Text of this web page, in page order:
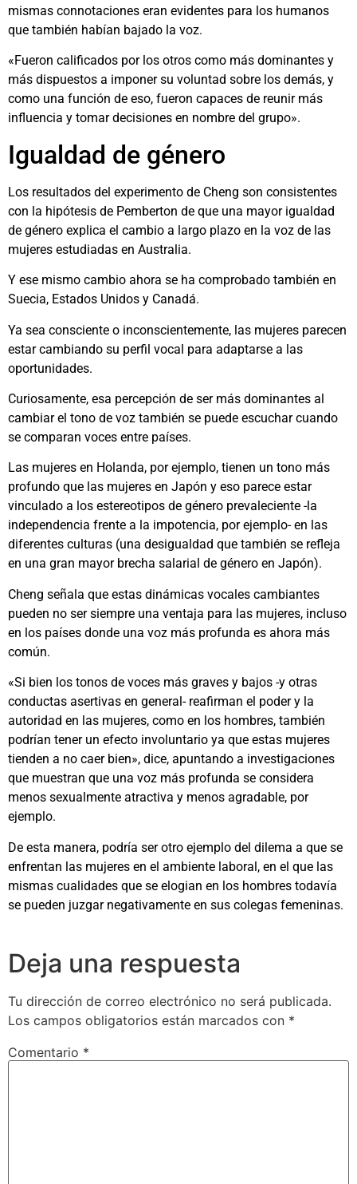
mismas connotaciones eran evidentes para los humanos
que también habían bajado la voz.
«Fueron calificados por los otros como más dominantes y
más dispuestos a imponer su voluntad sobre los demás, y
como una función de eso, fueron capaces de reunir más
influencia y tomar decisiones en nombre del grupo».
Igualdad de género
Los resultados del experimento de Cheng son consistentes
con la hipótesis de Pemberton de que una mayor igualdad
de género explica el cambio a largo plazo en la voz de las
mujeres estudiadas en Australia.
Y ese mismo cambio ahora se ha comprobado también en
Suecia, Estados Unidos y Canadá.
Ya sea consciente o inconscientemente, las mujeres parecen
estar cambiando su perfil vocal para adaptarse a las
oportunidades.
Curiosamente, esa percepción de ser más dominantes al
cambiar el tono de voz también se puede escuchar cuando
se comparan voces entre países.
Las mujeres en Holanda, por ejemplo, tienen un tono más
profundo que las mujeres en Japón y eso parece estar
vinculado a los estereotipos de género prevaleciente -la
independencia frente a la impotencia, por ejemplo- en las
diferentes culturas (una desigualdad que también se refleja
en una gran mayor brecha salarial de género en Japón).
Cheng señala que estas dinámicas vocales cambiantes
pueden no ser siempre una ventaja para las mujeres, incluso
en los países donde una voz más profunda es ahora más
común.
«Si bien los tonos de voces más graves y bajos -y otras
conductas asertivas en general- reafirman el poder y la
autoridad en las mujeres, como en los hombres, también
podrían tener un efecto involuntario ya que estas mujeres
tienden a no caer bien», dice, apuntando a investigaciones
que muestran que una voz más profunda se considera
menos sexualmente atractiva y menos agradable, por
ejemplo.
De esta manera, podría ser otro ejemplo del dilema a que se
enfrentan las mujeres en el ambiente laboral, en el que las
mismas cualidades que se elogian en los hombres todavía
se pueden juzgar negativamente en sus colegas femeninas.
Deja una respuesta
Tu dirección de correo electrónico no será publicada.
Los campos obligatorios están marcados con *
Comentario *